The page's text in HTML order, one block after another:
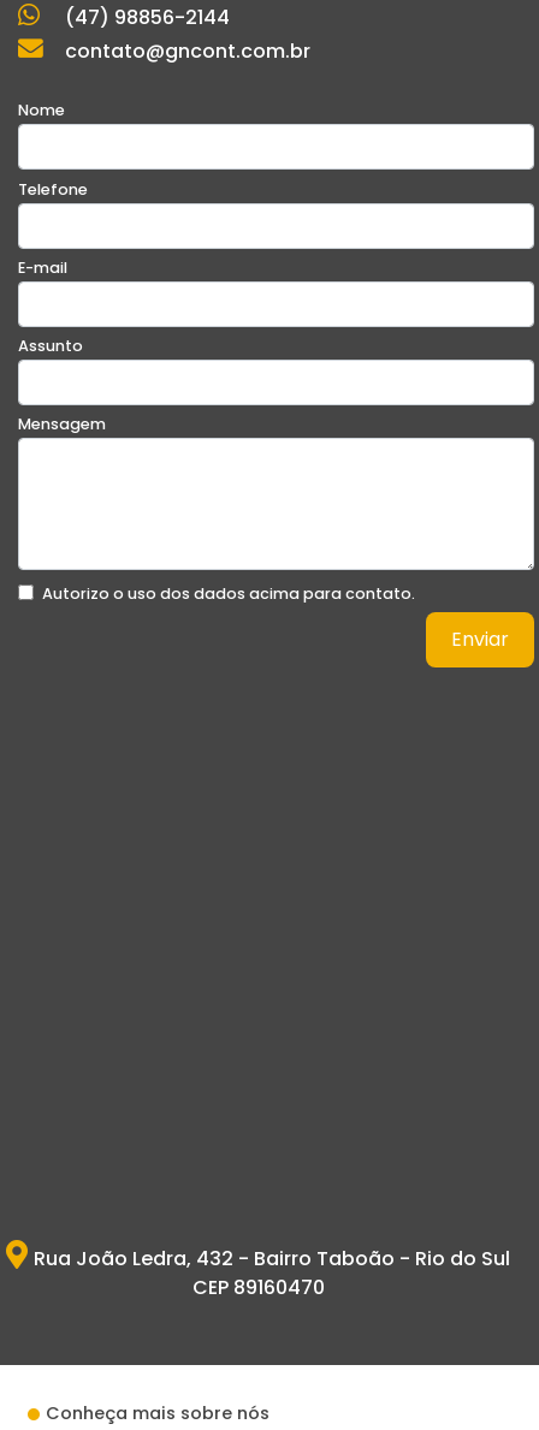
(47) 98856-2144
contato@gncont.com.br
Nome
Telefone
E-mail
Assunto
Mensagem
Autorizo o uso dos dados acima para contato.
Enviar
Rua João Ledra, 432 - Bairro Taboão - Rio do Sul
CEP 89160470
Conheça mais sobre nós